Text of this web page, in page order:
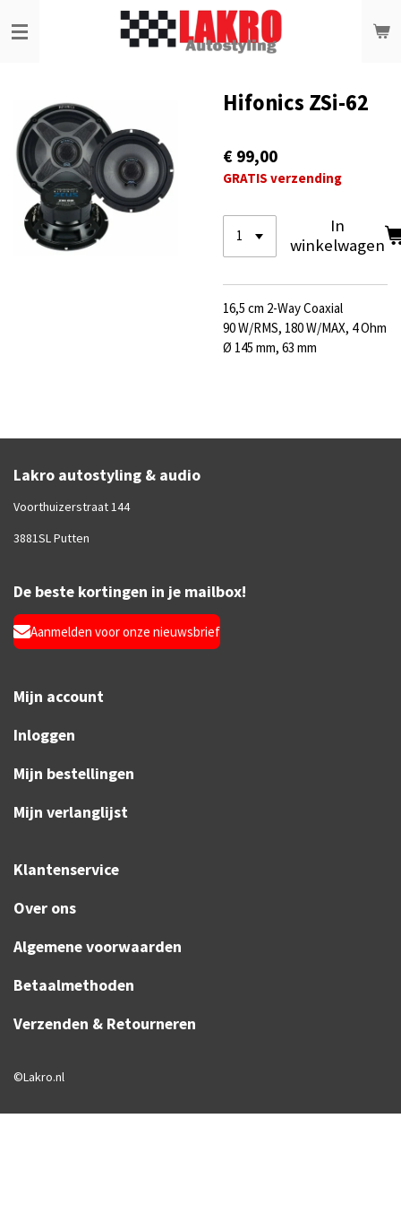
direct
Hifonics ZSi-62
€ 99,00
GRATIS verzending
In
winkelwagen
16,5 cm 2-Way Coaxial
90 W/RMS, 180 W/MAX, 4 Ohm
Ø 145 mm, 63 mm
Lakro autostyling & audio
Voorthuizerstraat 144
3881SL Putten
De beste kortingen in je mailbox!
Aanmelden voor onze nieuwsbrief
Mijn account
Inloggen
Mijn bestellingen
Mijn verlanglijst
Klantenservice
Over ons
Algemene voorwaarden
Betaalmethoden
Verzenden & Retourneren
©Lakro.nl